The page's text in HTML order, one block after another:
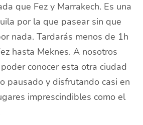
que Fez y Marrakech. Es una
por la que pasear sin que
nada. Tardarás menos de 1h
hasta Meknes. A nosotros
conocer esta otra ciudad
pausado y disfrutando casi en
imprescindibles como el